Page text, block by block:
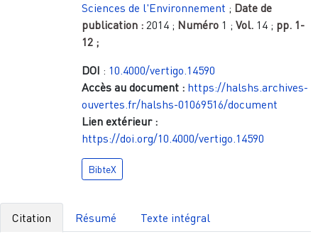
Sciences de l'Environnement ; Date de
publication :2014 ; Numéro 1 ;Vol. 14 ; pp. 1-
12 ;
DOI : 10.4000/vertigo.14590
Accès au document : https://halshs.archives-
ouvertes.fr/halshs-01069516/document
Lien extérieur :
https://doi.org/10.4000/vertigo.14590
BibteX
Citation Résumé Texte intégral